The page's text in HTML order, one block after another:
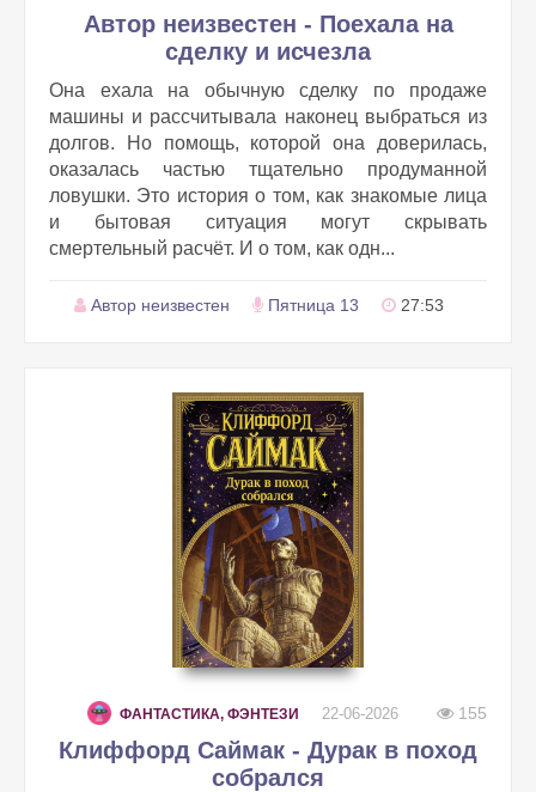
Автор неизвестен - Поехала на
сделку и исчезла
Она ехала на обычную сделку по продаже
машины и рассчитывала наконец выбраться из
долгов. Но помощь, которой она доверилась,
оказалась частью тщательно продуманной
ловушки. Это история о том, как знакомые лица
и бытовая ситуация могут скрывать
смертельный расчёт. И о том, как одн...
Автор неизвестен Пятница 13 27:53
ФАНТАСТИКА, ФЭНТЕЗИ 22-06-2026 155
Клиффорд Саймак - Дурак в поход
собрался